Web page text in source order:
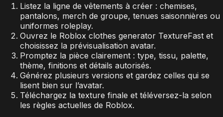
Listez la ligne de vêtements à créer : chemises,
pantalons, merch de groupe, tenues saisonnières ou
uniformes roleplay.
Ouvrez le Roblox clothes generator TextureFast et
choisissez la prévisualisation avatar.
Promptez la pièce clairement : type, tissu, palette,
thème, finitions et détails autorisés.
Générez plusieurs versions et gardez celles qui se
lisent bien sur l’avatar.
Téléchargez la texture finale et téléversez-la selon
les règles actuelles de Roblox.